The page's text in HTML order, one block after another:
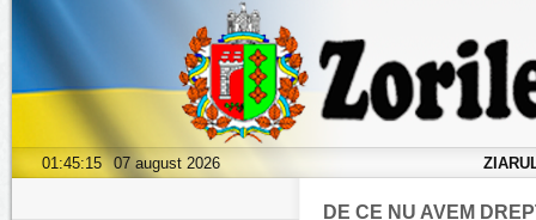
01:45:16 07 august 2026
DE CE NU AVEM